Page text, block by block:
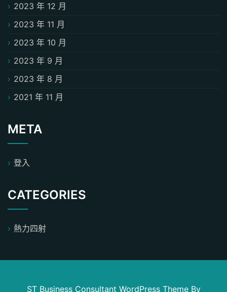
2023 年 12 月
2023 年 11 月
2023 年 10 月
2023 年 9 月
2023 年 8 月
2021 年 11 月
META
登入
CATEGORIES
熱力四射
ST Business Consultant WordPress Theme By